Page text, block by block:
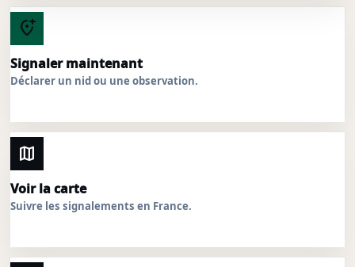
add_location_alt
Signaler maintenant
Déclarer un nid ou une observation.
map
Voir la carte
Suivre les signalements en France.